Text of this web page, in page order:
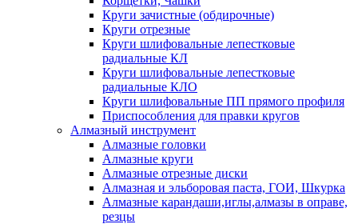
Круги зачистные (обдирочные)
Круги отрезные
Круги шлифовальные лепестковые
радиальные КЛ
Круги шлифовальные лепестковые
радиальные КЛО
Круги шлифовальные ПП прямого профиля
Приспособления для правки кругов
Алмазный инструмент
Алмазные головки
Алмазные круги
Алмазные отрезные диски
Алмазная и эльборовая паста, ГОИ, Шкурка
Алмазные карандаши,иглы,алмазы в оправе,
резцы